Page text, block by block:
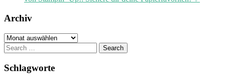
Archiv
Archiv
Search
for:
Schlagworte